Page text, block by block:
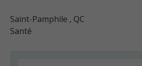
Saint-Pamphile , QC
Santé